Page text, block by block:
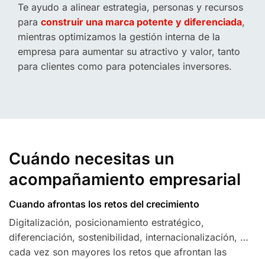
Te ayudo a alinear estrategia, personas y recursos
para construir una marca potente y diferenciada,
mientras optimizamos la gestión interna de la
empresa para aumentar su atractivo y valor, tanto
para clientes como para potenciales inversores.
Cuándo necesitas un
acompañamiento empresarial
Cuando afrontas los retos del crecimiento
Digitalización, posicionamiento estratégico,
diferenciación, sostenibilidad, internacionalización, …
cada vez son mayores los retos que afrontan las